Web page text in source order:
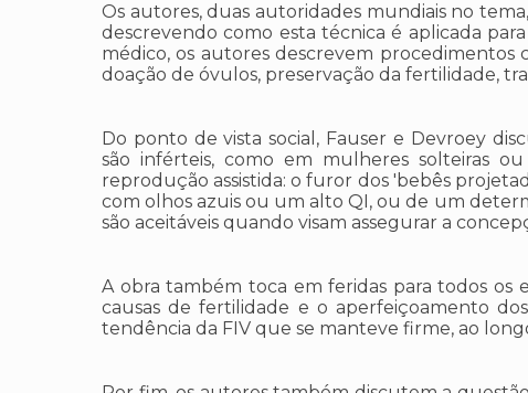
Os autores, duas autoridades mundiais no
descrevendo como esta técnica é aplicada
médico, os autores descrevem procedimentos
doação de óvulos, preservação da fertilidade,
Do ponto de vista social, Fauser e Devroey
são inférteis, como em mulheres solteiras
reprodução assistida: o furor dos 'bebês
com olhos azuis ou um alto QI, ou de um
são aceitáveis quando visam assegurar a
A obra também toca em feridas para todos os
causas de fertilidade e o aperfeiçoamento
tendência da FIV que se manteve firme, ao